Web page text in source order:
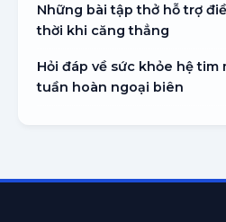
Những bài tập thở hỗ trợ
thời khi căng thẳng
Hỏi đáp về sức khỏe hệ tim
tuần hoàn ngoại biên